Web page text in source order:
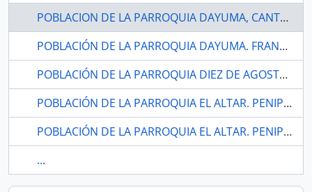
POBLACION DE LA PARROQUIA DAYUMA, CANTÓN FRANCISCO DE ORELLANA
POBLACIÓN DE LA PARROQUIA DAYUMA. FRANCISCO DE ORELLANA-ORELLANA
POBLACIÓN DE LA PARROQUIA DIEZ DE AGOSTO. PASTAZA-PASTAZA
POBLACIÓN DE LA PARROQUIA EL ALTAR. PENIPE-CHIMBORAZO
POBLACIÓN DE LA PARROQUIA EL ALTAR. PENIPE-CHIMBORAZO
...